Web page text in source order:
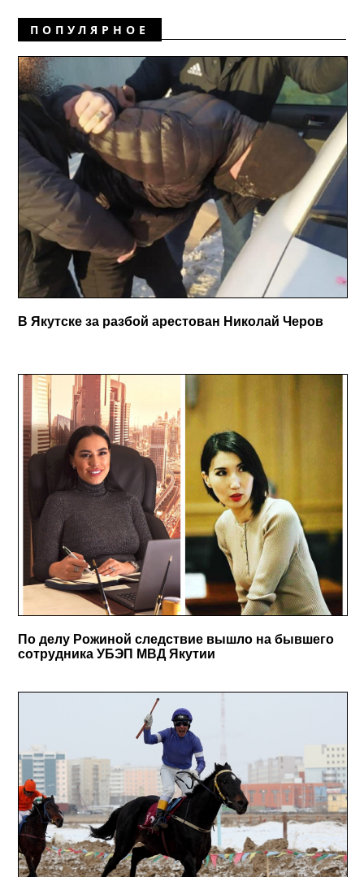
ПОПУЛЯРНОЕ
В Якутске за разбой арестован Николай Черов
По делу Рожиной следствие вышло на бывшего
сотрудника УБЭП МВД Якутии